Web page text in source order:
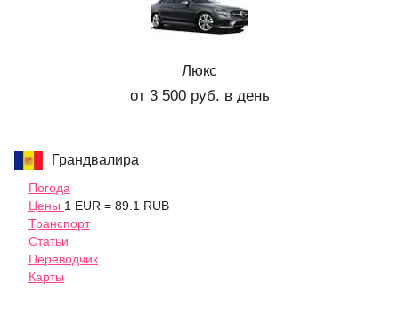
Люкс
от 3 500 руб. в день
Грандвалира
Погода
Цены 1 EUR = 89.1 RUB
Транспорт
Статьи
Переводчик
Карты